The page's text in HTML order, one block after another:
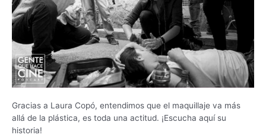
Gracias a Laura Copó, entendimos que el maquillaje va más
allá de la plástica, es toda una actitud. ¡Escucha aquí su
historia!